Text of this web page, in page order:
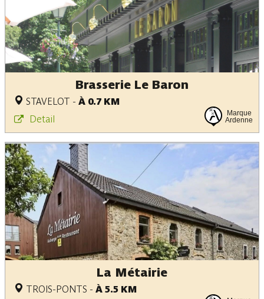
Brasserie Le Baron
STAVELOT - À 0.7 KM
Detail
Marque
Ardenne
La Métairie
TROIS-PONTS - À 5.5 KM